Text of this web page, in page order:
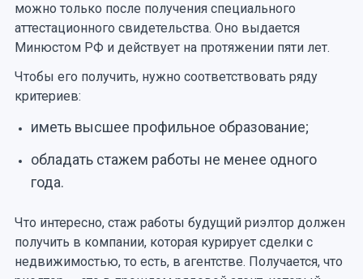
можно только после получения специального
аттестационного свидетельства. Оно выдается
Минюстом РФ и действует на протяжении пяти лет.
Чтобы его получить, нужно соответствовать ряду
критериев:
иметь высшее профильное образование;
обладать стажем работы не менее одного
года.
Что интересно, стаж работы будущий риэлтор должен
получить в компании, которая курирует сделки с
недвижимостью, то есть, в агентстве. Получается, что